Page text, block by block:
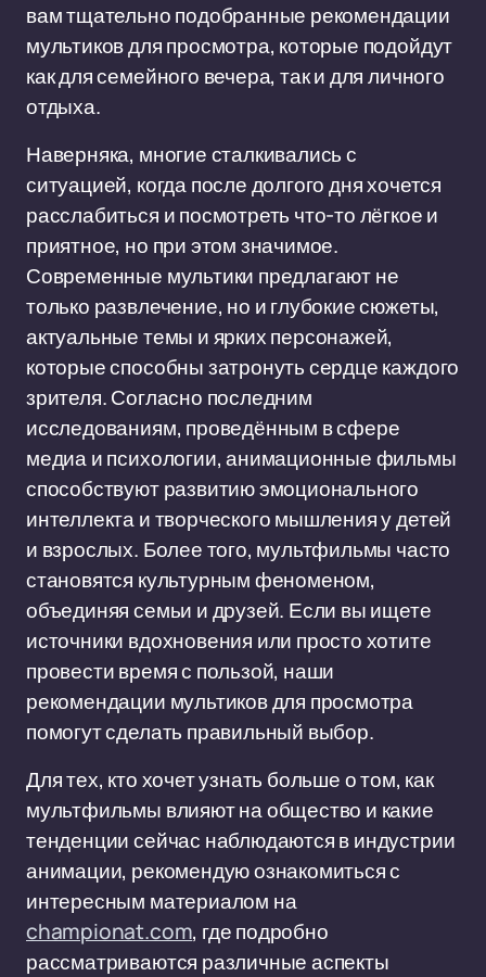
вам тщательно подобранные рекомендации
мультиков для просмотра, которые подойдут
как для семейного вечера, так и для личного
отдыха.
Наверняка, многие сталкивались с
ситуацией, когда после долгого дня хочется
расслабиться и посмотреть что-то лёгкое и
приятное, но при этом значимое.
Современные мультики предлагают не
только развлечение, но и глубокие сюжеты,
актуальные темы и ярких персонажей,
которые способны затронуть сердце каждого
зрителя. Согласно последним
исследованиям, проведённым в сфере
медиа и психологии, анимационные фильмы
способствуют развитию эмоционального
интеллекта и творческого мышления у детей
и взрослых. Более того, мультфильмы часто
становятся культурным феноменом,
объединяя семьи и друзей. Если вы ищете
источники вдохновения или просто хотите
провести время с пользой, наши
рекомендации мультиков для просмотра
помогут сделать правильный выбор.
Для тех, кто хочет узнать больше о том, как
мультфильмы влияют на общество и какие
тенденции сейчас наблюдаются в индустрии
анимации, рекомендую ознакомиться с
интересным материалом на
championat.com, где подробно
рассматриваются различные аспекты